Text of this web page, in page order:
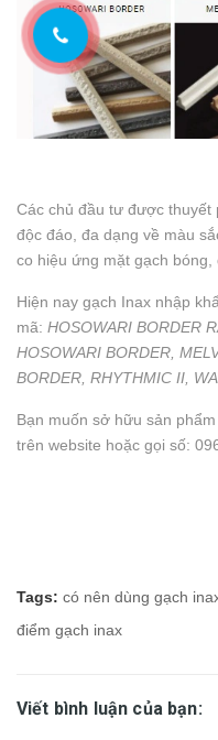
Các chủ đầu tư được thuyết
độc đáo, đa dạng về màu
co hiệu ứng mặt gạch
Hiện nay gạch Inax nhập
mã: HOSOWARI BORDER
HOSOWARI BORDER,
BORDER, RHYTHMIC II,
Bạn muốn sở hữu sản
trên website hoặc gọi số:
Tags: có nên dùng gạch
điểm gạch inax
Viết bình luận của bạn: